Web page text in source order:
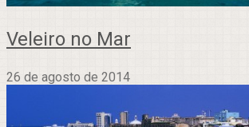
Veleiro no Mar
26 de agosto de 2014